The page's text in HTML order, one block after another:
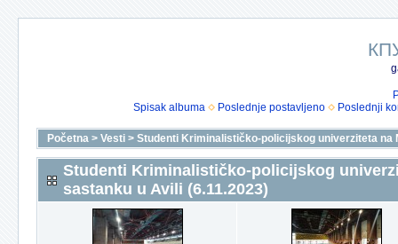
Spisak albuma
Poslednje postavljeno Poslednji
Početna > Vesti > Studenti Kriminalističko-policijskog univerziteta na
Studenti Kriminalističko-policijskog
sastanku u Avili (6.11.2023)